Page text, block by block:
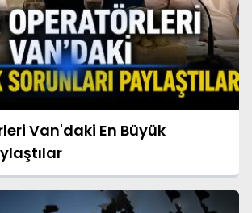
Van'daki En Büyük